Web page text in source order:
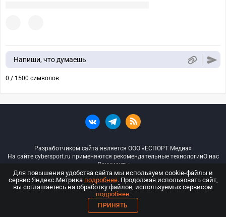
Напиши, что думаешь
0 / 1500 символов
Разработчиком сайта является ООО «ЕСПОРТ Медиа»
На сайте cybersport.ru применяются рекомендательные технологииО нас
Документы
© ООО «Киберспорт.ру» — Все права защищены
18+
ООО «Киберспорт.ру». Свидетельство о регистрации средств массовой
Для повышения удобства сайта мы используем cookie-файлы и
сервис Яндекс.Метрика подробнее. Продолжая использовать сайт,
вы соглашаетесь на обработку файлов, используемых сервисом
подробнее.
ПРИНЯТЬ